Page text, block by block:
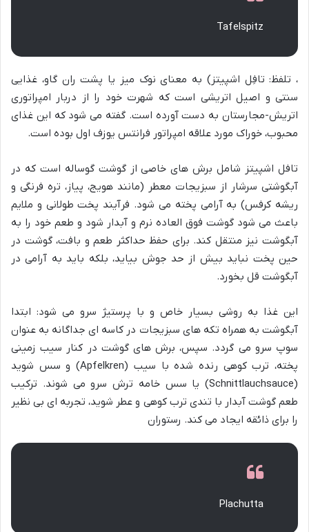
Tafelspitz
، تلفظ: تافِل اشپیتز) به معنای نوک میز یا پشت ران گاو، غذایی
سنتی و اصیل اتریشی است که شهرت خود را از دربار امپراتوری
اتریش-مجارستان به دست آورده است. گفته می شود که این غذای
محبوب، خوراک مورد علاقه امپراتور فرانتس یوزف اول بوده است.
تافل اشپیتز شامل برش های خاصی از گوشت گوساله است که در
آبگوشتی سرشار از سبزیجات معطر (مانند هویج، پیاز، تره فرنگی و
ریشه کرفس) به آرامی پخته می شود. فرآیند پخت طولانی و ملایم
باعث می شود گوشت فوق العاده نرم و آبدار شود و طعم خود را به
آبگوشت نیز منتقل کند. برای حفظ حداکثر طعم و بافت، گوشت در
حین پخت نباید بیش از حد جوش بیاید، بلکه باید به آرامی در
آبگوشت قل بخورد.
این غذا به روشی بسیار خاص و با پرستیژ سرو می شود: ابتدا
آبگوشت به همراه تکه های سبزیجات در کاسه ای جداگانه به عنوان
سوپ سرو می گردد. سپس، برش های گوشت در کنار سیب زمینی
پخته، ترب کوهی رنده شده با سیب (Apfelkren) و سس شوید
(Schnittlauchsauce) یا سس خامه ترش سرو می شوند. ترکیب
طعم گوشت آبدار با تندی ترب کوهی و عطر شوید، تجربه ای بی نظیر
را برای ذائقه ایجاد می کند. رستوران
Plachutta